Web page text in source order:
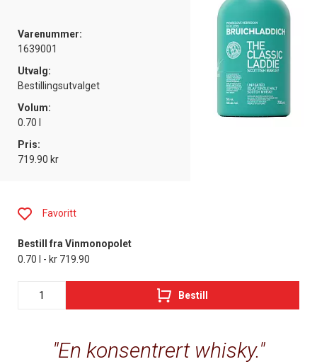
Varenummer:
1639001
Utvalg:
Bestillingsutvalget
Volum:
0.70 l
Pris:
719.90 kr
En konsentrert whisky.
Favoritt
Bestill fra Vinmonopolet
0.70 l - kr 719.90
Bestill